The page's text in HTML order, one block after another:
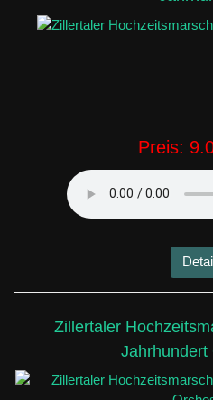
Preis:
Zillertaler
Jahrhundert